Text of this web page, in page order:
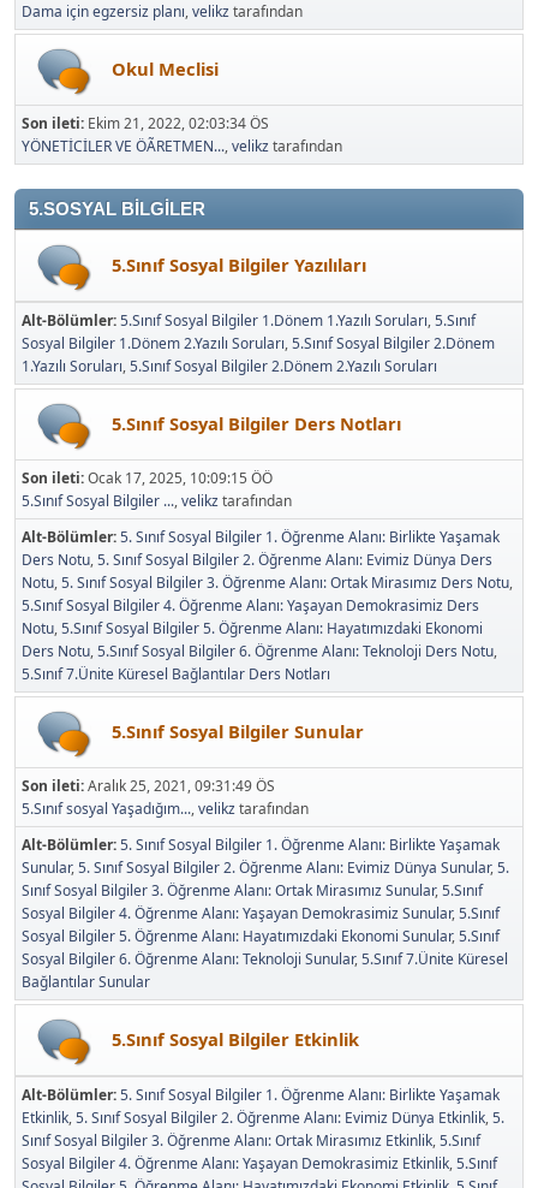
Dama için egzersiz planı,velikztarafından
Okul Meclisi
Son ileti: Ekim 21, 2022, 02:03:34 ÖS
YÖNETİCİLER VE ÖÃRETMEN...,velikztarafından
5.SOSYAL BİLGİLER
5.Sınıf Sosyal Bilgiler Yazılıları
Alt-Bölümler 5.Sınıf Sosyal Bilgiler 1.Dönem 1.Yazılı Soruları 5.Sınıf
Sosyal Bilgiler 1.Dönem 2.Yazılı Soruları 5.Sınıf Sosyal Bilgiler 2.Dönem
1.Yazılı Soruları 5.Sınıf Sosyal Bilgiler 2.Dönem 2.Yazılı Soruları
5.Sınıf Sosyal Bilgiler Ders Notları
Son ileti:Ocak 17, 2025, 10:09:15 ÖÖ
5.Sınıf Sosyal Bilgiler ...,velikztarafından
Alt-Bölümler 5. Sınıf Sosyal Bilgiler 1. Öğrenme Alanı: Birlikte Yaşamak
Ders Notu 5. Sınıf Sosyal Bilgiler 2. Öğrenme Alanı: Evimiz Dünya Ders
Notu 5. Sınıf Sosyal Bilgiler 3. Öğrenme Alanı: Ortak Mirasımız Ders Notu
5.Sınıf Sosyal Bilgiler 4. Öğrenme Alanı: Yaşayan Demokrasimiz Ders
Notu 5.Sınıf Sosyal Bilgiler 5. Öğrenme Alanı: Hayatımızdaki Ekonomi
Ders Notu 5.Sınıf Sosyal Bilgiler 6. Öğrenme Alanı: Teknoloji Ders Notu
5.Sınıf 7.Ünite Küresel Bağlantılar Ders Notları
5.Sınıf Sosyal Bilgiler Sunular
Son ileti:Aralık 25, 2021, 09:31:49 ÖS
5.Sınıf sosyal Yaşadığım...,velikztarafından
Alt-Bölümler 5. Sınıf Sosyal Bilgiler 1. Öğrenme Alanı: Birlikte Yaşamak
Sunular 5. Sınıf Sosyal Bilgiler 2. Öğrenme Alanı: Evimiz Dünya Sunular 5.
Sınıf Sosyal Bilgiler 3. Öğrenme Alanı: Ortak Mirasımız Sunular 5.Sınıf
Sosyal Bilgiler 4. Öğrenme Alanı: Yaşayan Demokrasimiz Sunular 5.Sınıf
Sosyal Bilgiler 5. Öğrenme Alanı: Hayatımızdaki Ekonomi Sunular 5.Sınıf
Sosyal Bilgiler 6. Öğrenme Alanı: Teknoloji Sunular 5.Sınıf 7.Ünite Küresel
Bağlantılar Sunular
5.Sınıf Sosyal Bilgiler Etkinlik
Alt-Bölümler 5. Sınıf Sosyal Bilgiler 1. Öğrenme Alanı: Birlikte Yaşamak
Etkinlik 5. Sınıf Sosyal Bilgiler 2. Öğrenme Alanı: Evimiz Dünya Etkinlik 5.
Sınıf Sosyal Bilgiler 3. Öğrenme Alanı: Ortak Mirasımız Etkinlik 5.Sınıf
Sosyal Bilgiler 4. Öğrenme Alanı: Yaşayan Demokrasimiz Etkinlik 5.Sınıf